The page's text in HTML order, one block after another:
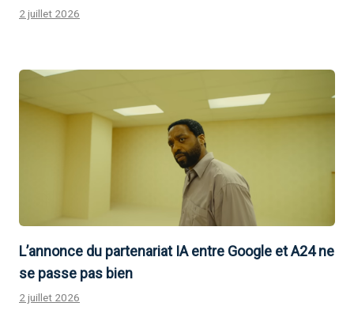
2 juillet 2026
L’annonce du partenariat IA entre Google et A24 ne
se passe pas bien
2 juillet 2026